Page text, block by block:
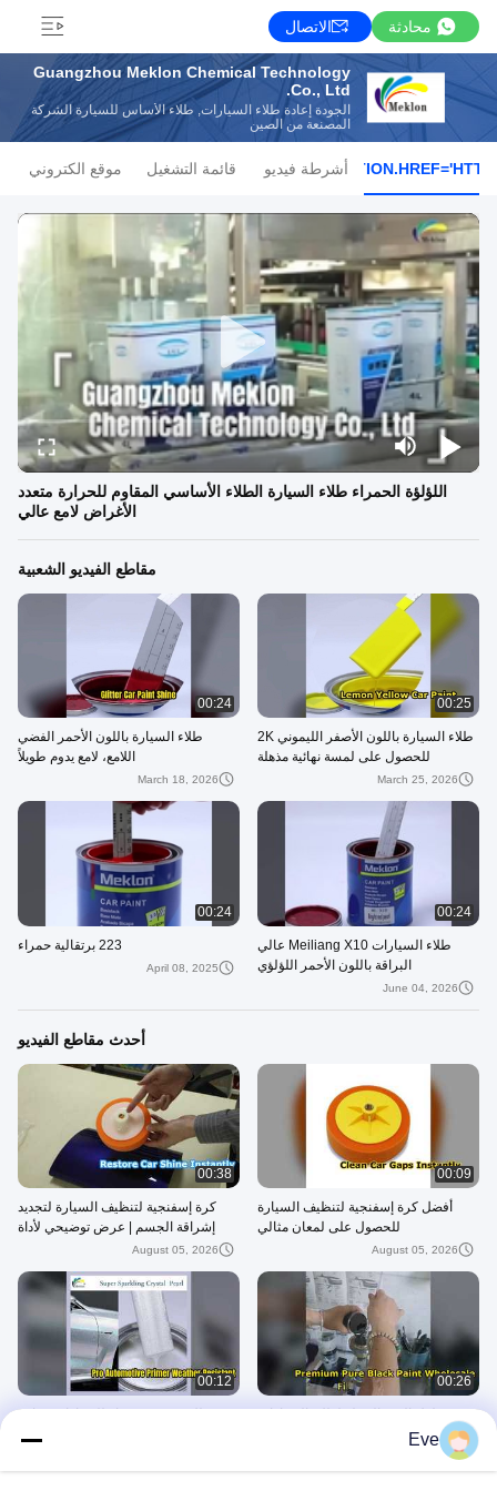
محادثة الاتصال
Guangzhou Meklon Chemical Technology
Co., Ltd.
الجودة إعادة طلاء السيارات, طلاء الأساس للسيارة الشركة
المصنعة من الصين
أشرطة فيديو قائمة التشغيل موقع الكتروني
اللؤلؤة الحمراء طلاء السيارة الطلاء الأساسي المقاوم للحرارة متعدد
الأغراض لامع عالي
مقاطع الفيديو الشعبية
00:25
طلاء السيارة باللون الأصفر الليموني 2K
للحصول على لمسة نهائية مذهلة
March 25, 2026
00:24
طلاء السيارة باللون الأحمر الفضي
اللامع، لامع يدوم طويلاً
March 18, 2026
00:24
طلاء السيارات Meiliang X10 عالي
البراقة باللون الأحمر اللؤلؤي
June 04, 2026
00:24
223 برتقالية حمراء
April 08, 2025
أحدث مقاطع الفيديو
00:09
أفضل كرة إسفنجية لتنظيف السيارة
للحصول على لمعان مثالي
August 05, 2026
00:38
كرة إسفنجية لتنظيف السيارة لتجديد
إشراقة الجسم | عرض توضيحي لأداة
Meklon Refinish PrepAugust 05, 2026
00:26
July 11, 2026
00:12
طلاء تمهيدي ممتاز للسيارات مقاوم
Eve